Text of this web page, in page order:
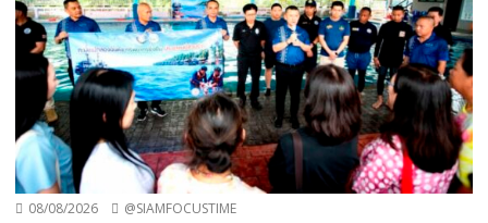
08/08/2026 @SIAMFOCUSTIME